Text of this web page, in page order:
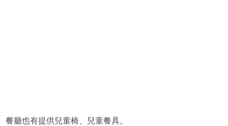
餐廳也有提供兒童椅、兒童餐具。